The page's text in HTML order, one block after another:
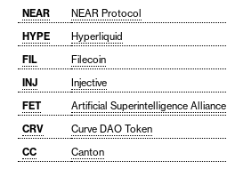
NEAR
NEAR Protocol
HYPE
Hyperliquid
FIL
Filecoin
INJ
Injective
FET
Artificial Superintelligence Alliance
CRV
Curve DAO Token
CC
Canton